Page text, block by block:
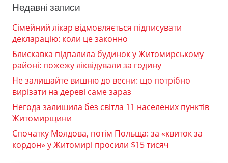
Недавні записи
Сімейний лікар відмовляється підписувати
декларацію: коли це законно
Блискавка підпалила будинок у Житомирському
районі: пожежу ліквідували за годину
Не залишайте вишню до весни: що потрібно
вирізати на дереві саме зараз
Негода залишила без світла 11 населених пунктів
Житомирщини
Спочатку Молдова, потім Польща: за «квиток за
кордон» у Житомирі просили $15 тисяч